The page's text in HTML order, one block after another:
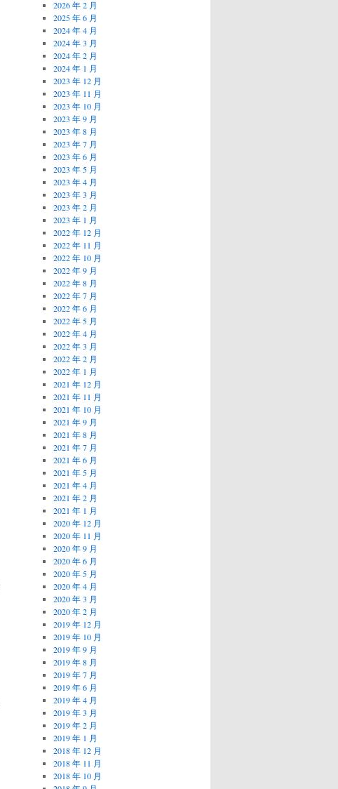
2026 年 2 月
2025 年 6 月
2024 年 4 月
2024 年 3 月
2024 年 2 月
2024 年 1 月
2023 年 12 月
2023 年 11 月
2023 年 10 月
2023 年 9 月
2023 年 8 月
2023 年 7 月
2023 年 6 月
2023 年 5 月
2023 年 4 月
2023 年 3 月
2023 年 2 月
2023 年 1 月
2022 年 12 月
2022 年 11 月
2022 年 10 月
2022 年 9 月
2022 年 8 月
2022 年 7 月
2022 年 6 月
2022 年 5 月
2022 年 4 月
2022 年 3 月
2022 年 2 月
2022 年 1 月
2021 年 12 月
2021 年 11 月
2021 年 10 月
2021 年 9 月
2021 年 8 月
2021 年 7 月
2021 年 6 月
2021 年 5 月
2021 年 4 月
2021 年 2 月
2021 年 1 月
2020 年 12 月
2020 年 11 月
2020 年 9 月
2020 年 6 月
2020 年 5 月
2020 年 4 月
2020 年 3 月
2020 年 2 月
2019 年 12 月
2019 年 10 月
2019 年 9 月
2019 年 8 月
2019 年 7 月
2019 年 6 月
2019 年 4 月
2019 年 3 月
2019 年 2 月
2019 年 1 月
2018 年 12 月
2018 年 11 月
2018 年 10 月